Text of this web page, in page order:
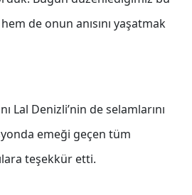
de onun anısını yaşatmak
Lal Denizli’nin de selamlarını
emeği geçen tüm
teşekkür etti.